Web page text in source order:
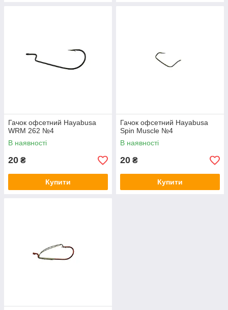
Гачок офсетний Hayabusa
WRM 262 №4
В наявності
20 ₴
Купити
Гачок офсетний Hayabusa
Spin Muscle №4
В наявності
20 ₴
Купити